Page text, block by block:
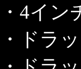
・4イン
・ドラ